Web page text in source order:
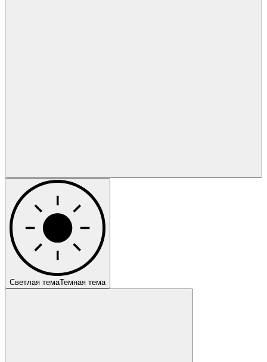
Светлая темаТемная тема